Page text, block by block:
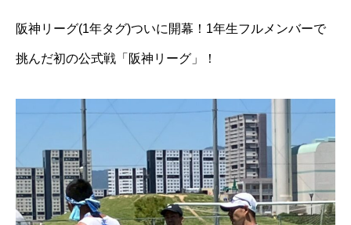
阪神リーグ(1年タグ)ついに開幕！1年生フルメンバーで
挑んだ初の公式戦「阪神リーグ」！